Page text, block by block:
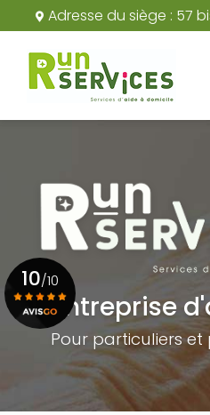
au
contenu
principal
Adresse du siège : 57
Entreprise
Pour particuliers et
10/10
Voir le certificat